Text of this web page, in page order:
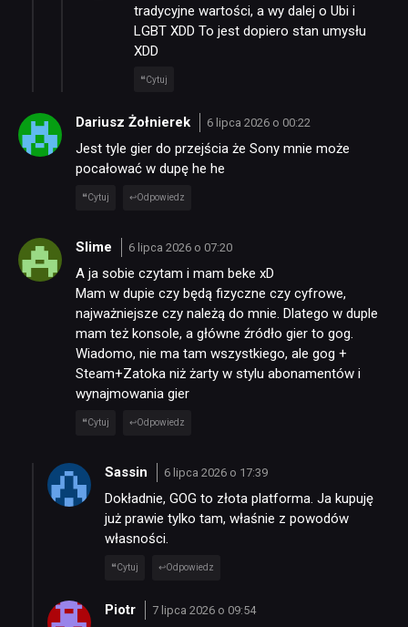
tradycyjne wartości, a wy dalej o Ubi i
LGBT XDD To jest dopiero stan umysłu
XDD
Cytuj
Dariusz Żołnierek 6 lipca 2026 o 00:22
Jest tyle gier do przejścia że Sony mnie może
pocałować w dupę he he
Cytuj Odpowiedz
Slime 6 lipca 2026 o 07:20
A ja sobie czytam i mam beke xD
Mam w dupie czy będą fizyczne czy cyfrowe,
najważniejsze czy należą do mnie. Dlatego w duple
mam też konsole, a główne źródło gier to gog.
Wiadomo, nie ma tam wszystkiego, ale gog +
Steam+Zatoka niż żarty w stylu abonamentów i
wynajmowania gier
Cytuj Odpowiedz
Sassin 6 lipca 2026 o 17:39
Dokładnie, GOG to złota platforma. Ja kupuję
już prawie tylko tam, właśnie z powodów
własności.
Cytuj Odpowiedz
Piotr 7 lipca 2026 o 09:54